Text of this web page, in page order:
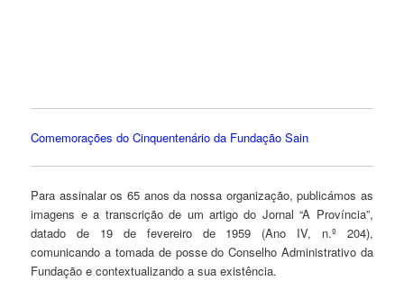
Comemorações do Cinquentenário da Fundação Sain
Para assinalar os 65 anos da nossa organização, publicámos as
imagens e a transcrição de um artigo do Jornal “A Província”,
datado de 19 de fevereiro de 1959 (Ano IV, n.º 204),
comunicando a tomada de posse do Conselho Administrativo da
Fundação e contextualizando a sua existência.